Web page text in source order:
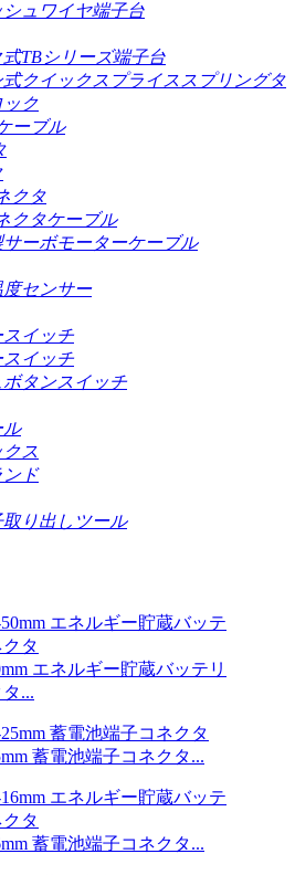
ュワイヤ端子台
TBシリーズ端子台
式クイックスプライススプリングタ
ック
ーブル
クタ
クタケーブル
サーボモーターケーブル
センサー
イッチ
イッチ
タンスイッチ
ル
ス
ンド
り出しツール
エネルギー貯蔵バッテリ
...
蓄電池端子コネクタ...
蓄電池端子コネクタ...